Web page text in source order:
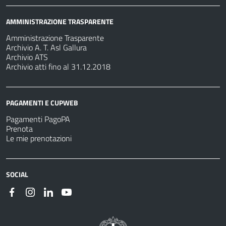
AMMINISTRAZIONE TRASPARENTE
Amministrazione Trasparente
Archivio A. T. Asl Gallura
Archivio ATS
Archivio atti fino al 31.12.2018
PAGAMENTI E CUPWEB
Pagamenti PagoPA
Prenota
Le mie prenotazioni
SOCIAL